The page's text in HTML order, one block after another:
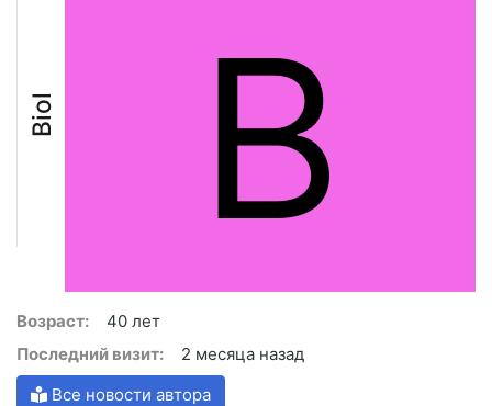
Biol B
Возраст:
40 лет
Последний визит:
2 месяца назад
Все новости автора